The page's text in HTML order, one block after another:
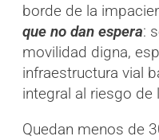
borde de la
que no dan espera:
movilidad digna,
infraestructura vial
integral al riesgo de
Quedan menos de